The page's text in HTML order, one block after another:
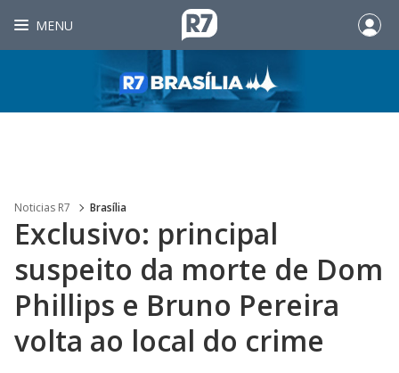
MENU
Noticias R7 Brasília
Exclusivo: principal
suspeito da morte de Dom
Phillips e Bruno Pereira
volta ao local do crime